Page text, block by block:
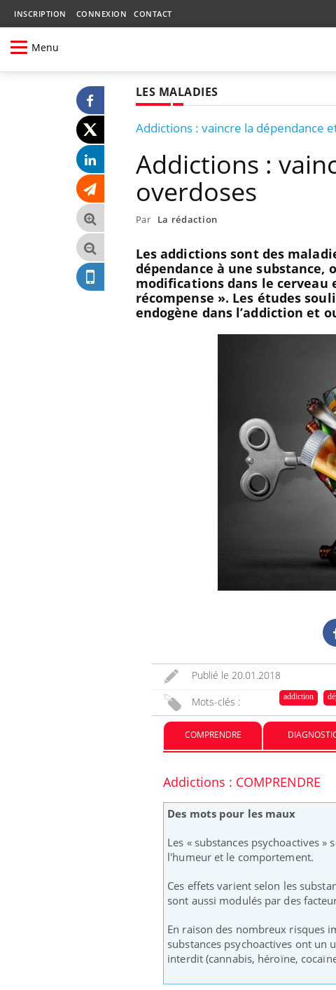
INSCRIPTION CONNEXION CONTACT
Menu
LES MALADIES
Addictions : vaincre la dépendance
Addictions :
overdoses
Par La rédaction
Les addictions sont des
dépendance à une substance,
modifications dans le
récompense ». Les études
endogène dans l’addiction et
Publié le 20.01.2018
Mots-clés :
addiction
COMPRENDRE
Addictions : COMPRENDRE
Des mots pour les maux
Les « substances psychoactives
l'humeur et le comportement.
Ces effets varient selon les
sont aussi modulés par des
En raison des nombreux risques
substances psychoactives ont un
interdit (cannabis, héroïne,